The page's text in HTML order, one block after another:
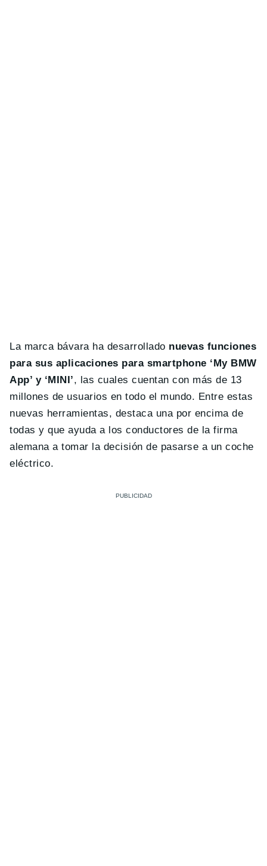
La marca bávara ha desarrollado nuevas funciones
para sus aplicaciones para smartphone ‘My BMW
App’ y ‘MINI’, las cuales cuentan con más de 13
millones de usuarios en todo el mundo. Entre estas
nuevas herramientas, destaca una por encima de
todas y que ayuda a los conductores de la firma
alemana a tomar la decisión de pasarse a un coche
eléctrico.